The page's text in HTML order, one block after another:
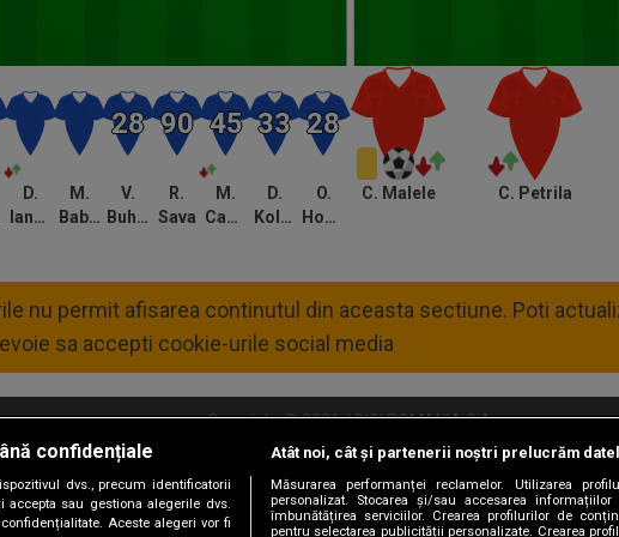
D.
Iancu
M.
Babic
V.
Buhacianu
R.
Sava
M.
Camora
D.
Kolinger
O.
Hoban
C. Petrila
C. Malele
nu permit afisarea continutul din aceasta sectiune. Poti
sa accepti cookie-urile social media
Copyright © 2026 / DIGI ROMANIA S.A.
confidentialitate Abonare Digi TV Frecvente Digi Sport Retransmisie Digi Sport
Versiune mobil
confidențiale
dvs., precum identificatorii
accepta sau gestiona alegerile dvs.
Aceste alegeri vor fi
Atât noi, cât și partenerii noștri prelucrăm
Măsurarea performanței reclamelor. Utilizarea
personalizat. Stocarea și/sau accesarea
îmbunătățirea serviciilor. Crearea profilurilor de
pentru selectarea publicității personalizate. Crearea